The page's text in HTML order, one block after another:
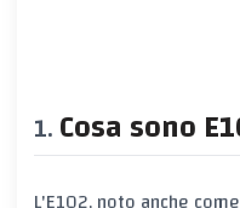
Cosa sono